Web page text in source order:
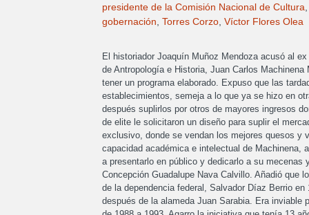
presidente de la Comisión Nacional de Cultura
gobernación Torres Corzo Víctor Flores Olea
El historiador Joaquín Muñoz Mendoza acusó al
de Antropología e Historia, Juan Carlos
tener un programa elaborado. Expuso que las
establecimientos, semeja a lo que ya se hizo en
después suplirlos por otros de mayores ingresos
de elite le solicitaron un diseño para suplir el
exclusivo, donde se vendan los mejores quesos y
capacidad académica e intelectual de Machinena,
a presentarlo en público y dedicarlo a su
Concepción Guadalupe Nava Calvillo. Añadió que
de la dependencia federal, Salvador Díaz Berrio
después de la alameda Juan Sarabia. Era inviable